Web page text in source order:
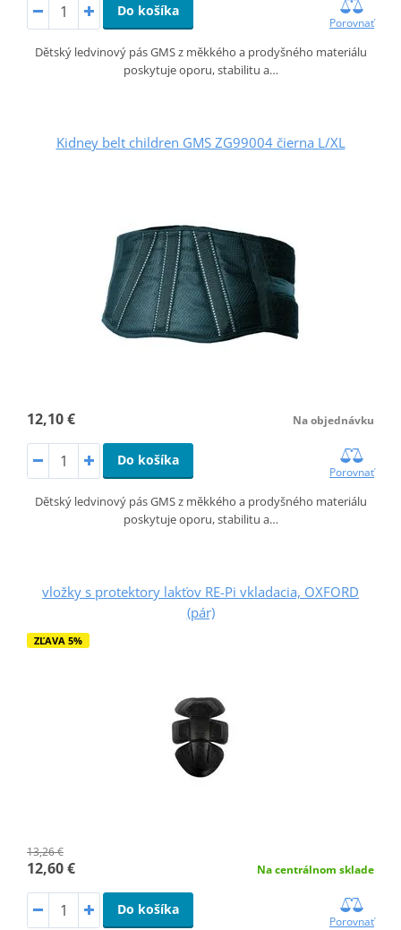
Do košíka
Porovnať
Dětský ledvinový pás GMS z měkkého a prodyšného materiálu
poskytuje oporu, stabilitu a…
Kidney belt children GMS ZG99004 čierna L/XL
12,10 € Na objednávku
Do košíka
Porovnať
Dětský ledvinový pás GMS z měkkého a prodyšného materiálu
poskytuje oporu, stabilitu a…
vložky s protektory lakťov RE-Pi vkladacia, OXFORD
(pár)
ZĽAVA 5%
13,26 €
12,60 € Na centrálnom sklade
Do košíka
Porovnať